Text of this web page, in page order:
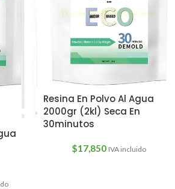
Resina En Polvo Al Agua
2000gr (2kl) Seca En
30minutos
$17,850 IVA incluido